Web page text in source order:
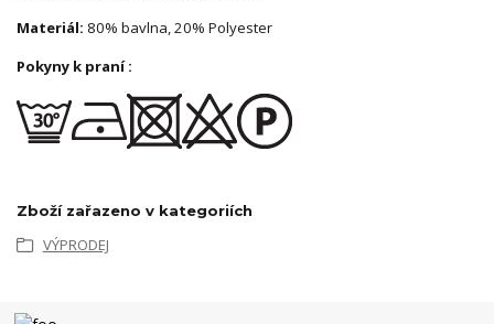
Materiál: 80% bavlna, 20% Polyester
Pokyny k praní :
Zboží zařazeno v kategoriích
VÝPRODEJ